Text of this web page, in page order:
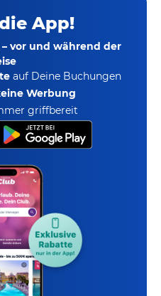
App!
vor und während der
auf Deine Buchungen
Werbung
griffbereit